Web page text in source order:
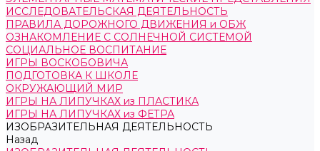
ИССЛЕДОВАТЕЛЬСКАЯ ДЕЯТЕЛЬНОСТЬ
ПРАВИЛА ДОРОЖНОГО ДВИЖЕНИЯ и ОБЖ
ОЗНАКОМЛЕНИЕ С СОЛНЕЧНОЙ СИСТЕМОЙ
СОЦИАЛЬНОЕ ВОСПИТАНИЕ
ИГРЫ ВОСКОБОВИЧА
ПОДГОТОВКА К ШКОЛЕ
ОКРУЖАЮЩИЙ МИР
ИГРЫ НА ЛИПУЧКАХ из ПЛАСТИКА
ИГРЫ НА ЛИПУЧКАХ из ФЕТРА
ИЗОБРАЗИТЕЛЬНАЯ ДЕЯТЕЛЬНОСТЬ
Назад